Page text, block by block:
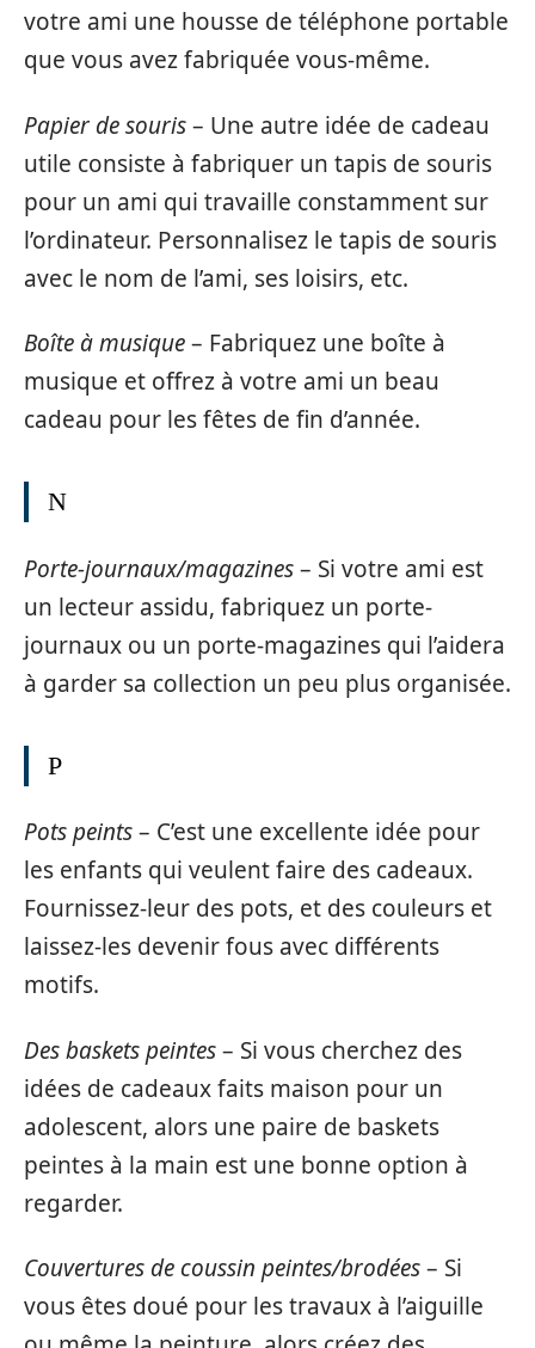
votre ami une housse de téléphone portable
que vous avez fabriquée vous-même.
Papier de souris– Une autre idée de cadeau
utile consiste à fabriquer un tapis de souris
pour un ami qui travaille constamment sur
l’ordinateur. Personnalisez le tapis de souris
avec le nom de l’ami, ses loisirs, etc.
Boîte à musique– Fabriquez une boîte à
musique et offrez à votre ami un beau
cadeau pour les fêtes de fin d’année.
N
Porte-journaux/magazines– Si votre ami est
un lecteur assidu, fabriquez un porte-
journaux ou un porte-magazines qui l’aidera
à garder sa collection un peu plus organisée.
P
Pots peints– C’est une excellente idée pour
les enfants qui veulent faire des cadeaux.
Fournissez-leur des pots, et des couleurs et
laissez-les devenir fous avec différents
motifs.
Des baskets peintes– Si vous cherchez des
idées de cadeaux faits maison pour un
adolescent, alors une paire de baskets
peintes à la main est une bonne option à
regarder.
Couvertures de coussin peintes/brodées– Si
vous êtes doué pour les travaux à l’aiguille